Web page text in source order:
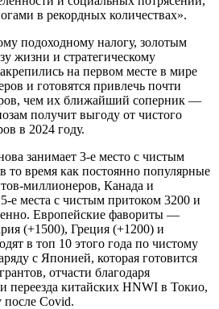
в рекордных количествах».
подоходному налогу, золотым
жизни и стратегическому
на первом месте в мире
и готовятся привлечь почти
чем их ближайший соперник —
получит выгоду от чистого
в 2024 году.
занимает 3-е место с чистым
то время как постоянно популярные
миллионеров, Канада и
е места с чистым притоком 3200 и
Европейские фавориты —
(+1500), Греция (+1200) и
в топ 10 этого года по чистому
с Японией, которая готовится
отчасти благодаря
переезда китайских HNWI в Токио,
после Covid.